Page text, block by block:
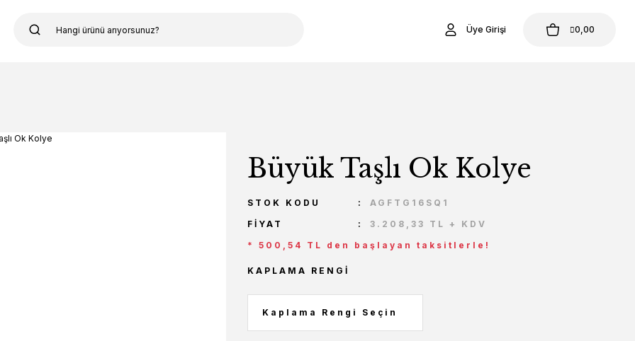
Üye Girişi 0,00
Büyük Taşlı Ok Kolye
STOK KODU
AGFTG16SQ1
FIYAT
3.208,33 TL + KDV
* 500,54 TL den başlayan taksitlerle!
KAPLAMA RENGI